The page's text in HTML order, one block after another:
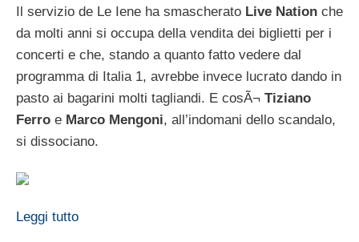
Il servizio de Le Iene ha smascherato Live Nation che
da molti anni si occupa della vendita dei biglietti per i
concerti e che, stando a quanto fatto vedere dal
programma di Italia 1, avrebbe invece lucrato dando in
pasto ai bagarini molti tagliandi. E cosÃ¬ Tiziano
Ferro e Marco Mengoni, all’indomani dello scandalo,
si dissociano.
Leggi tutto